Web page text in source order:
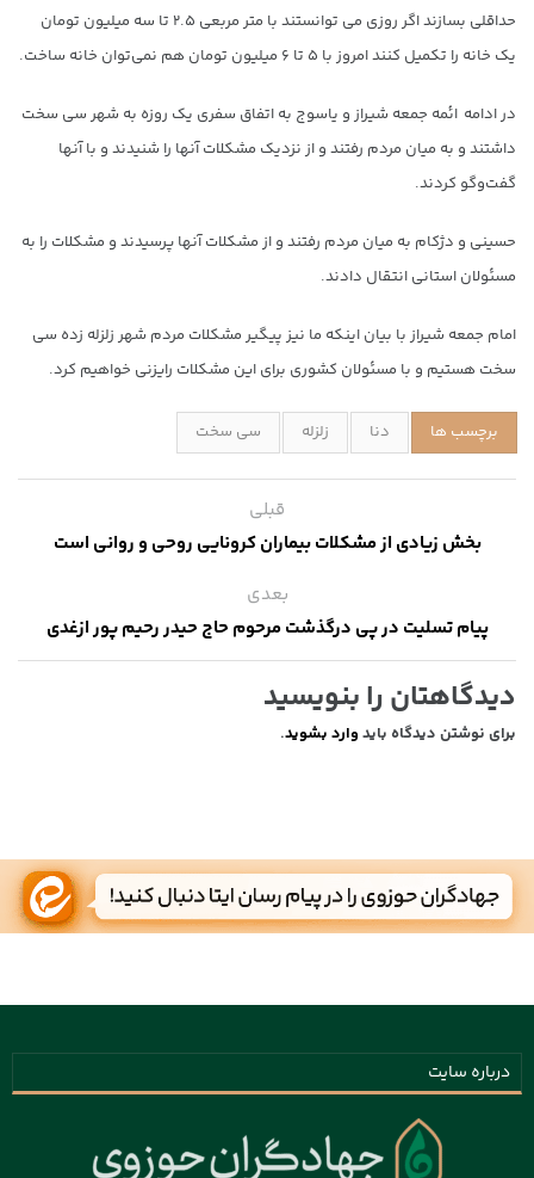
حداقلی بسازند اگر روزی می توانستند با متر مربعی ۲.۵ تا سه میلیون تومان
یک خانه را تکمیل کنند امروز با ۵ تا ۶ میلیون تومان هم نمی‌توان خانه ساخت.
در ادامه ائمه جمعه شیراز و یاسوج به اتفاق سفری یک روزه به شهر سی سخت
داشتند و به میان مردم رفتند و از نزدیک مشکلات آنها را شنیدند و با آنها
گفت‌وگو کردند.
حسینی و دژکام به میان مردم رفتند و از مشکلات آنها پرسیدند و مشکلات را به
مسئولان استانی انتقال دادند.
امام جمعه شیراز با بیان اینکه ما نیز پیگیر مشکلات مردم شهر زلزله زده سی
سخت هستیم و با مسئولان کشوری برای این مشکلات رایزنی خواهیم کرد.
برچسب ها دنا زلزله سی سخت
قبلی
بخش زیادی از مشکلات بیماران کرونایی روحی و روانی است
بعدی
پیام تسلیت در پی درگذشت مرحوم حاج حیدر رحیم پور ازغدی
دیدگاهتان را بنویسید
برای نوشتن دیدگاه باید وارد بشوید.
درباره سایت